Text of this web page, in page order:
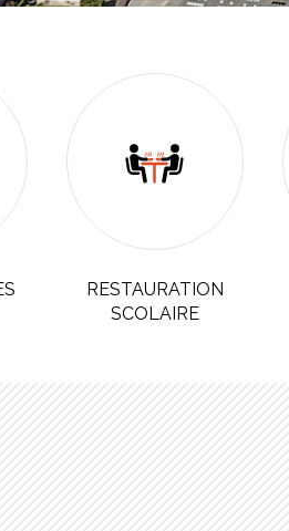
RESTAURATION
SCOLAIRE